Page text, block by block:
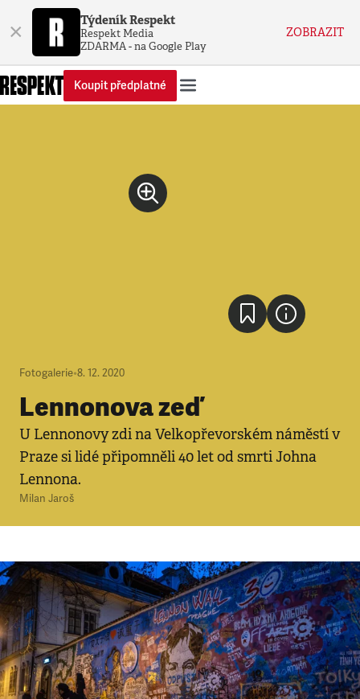
× Týdeník Respekt
Respekt Media
ZDARMA - na Google Play
ZOBRAZIT
Koupit předplatné
Fotogalerie•8. 12. 2020
Lennonova zeď
U Lennonovy zdi na Velkopřevorském náměstí v
Praze si lidé připomněli 40 let od smrti Johna
Lennona.
Milan Jaroš